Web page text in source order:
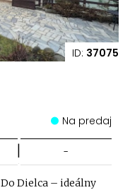
ID: 37075
Na predaj
| -
Dielca – ideálny